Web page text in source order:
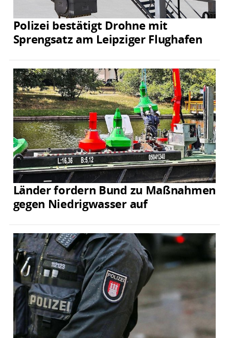
Polizei bestätigt Drohne mit
Sprengsatz am Leipziger Flughafen
Länder fordern Bund zu Maßnahmen
gegen Niedrigwasser auf